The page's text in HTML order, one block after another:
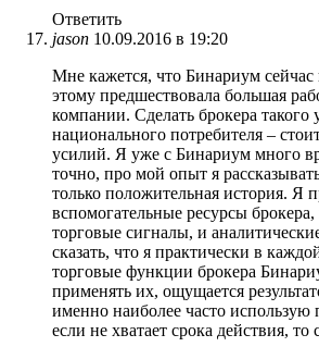
Ответить
jason 10.09.2016 в 19:20
Мне кажется, что Бинариум сейчас
этому предшествовала большая
компании. Сделать брокера такого
национального потребителя –
усилий. Я уже с Бинариум много
точно, про мой опыт я
только положительная история. Я
вспомогательные ресурсы
торговые сигналы, и
сказать, что я практически в
торговые функции брокера
применять их, ощущается
именно наиболее часто использую
если не хватает срока действия, то